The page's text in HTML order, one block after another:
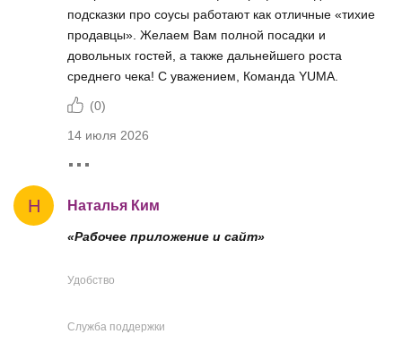
подсказки про соусы работают как отличные «тихие
продавцы». Желаем Вам полной посадки и
довольных гостей, а также дальнейшего роста
среднего чека! С уважением, Команда YUMA.
(0)
14 июля 2026
Н Наталья Ким
«Рабочее приложение и сайт»
Удобство
Служба поддержки